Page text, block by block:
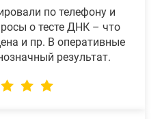
по телефону и
о тесте ДНК – что
и пр. В оперативные
результат.